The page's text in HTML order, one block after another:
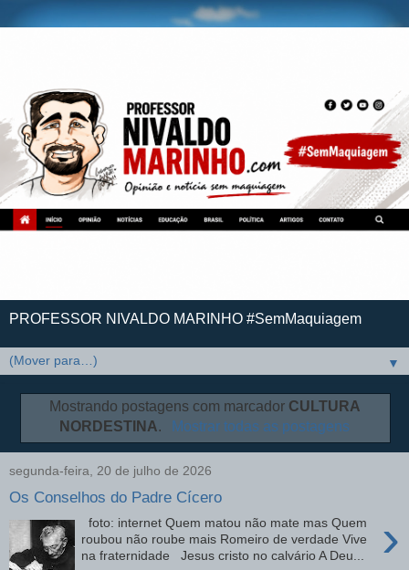
PROFESSOR NIVALDO MARINHO #SemMaquiagem
▼
Mostrando postagens com marcador CULTURA
NORDESTINA. Mostrar todas as postagens
segunda-feira, 20 de julho de 2026
Os Conselhos do Padre Cícero
›
foto: internet Quem matou não mate mas Quem
roubou não roube mais Romeiro de verdade Vive
na fraternidade Jesus cristo no calvário A Deu...